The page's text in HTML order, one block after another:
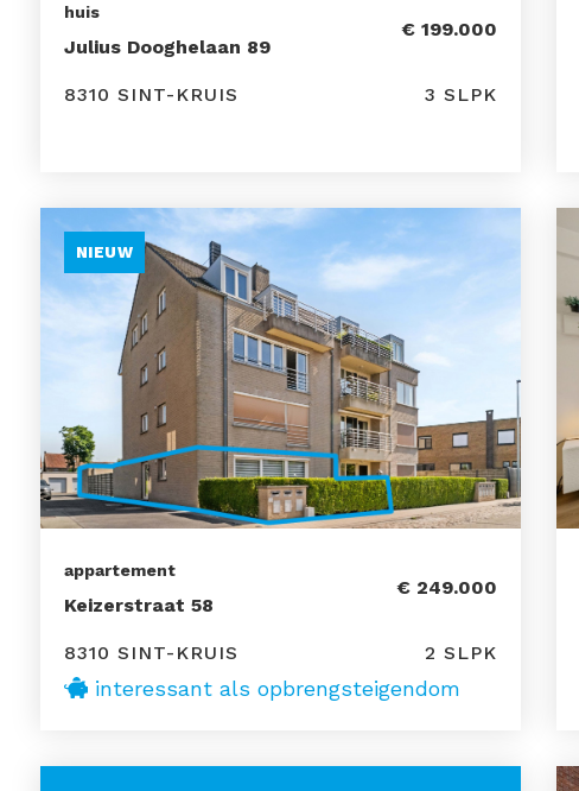
huis
Julius Dooghelaan 89
€ 199.000
8310 SINT-KRUIS 3 SLPK
NIEUW
appartement
Keizerstraat 58
€ 249.000
8310 SINT-KRUIS 2 SLPK
interessant als opbrengsteigendom